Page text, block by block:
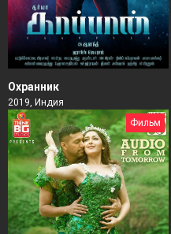
Охранник
2019, Индия
Фильм